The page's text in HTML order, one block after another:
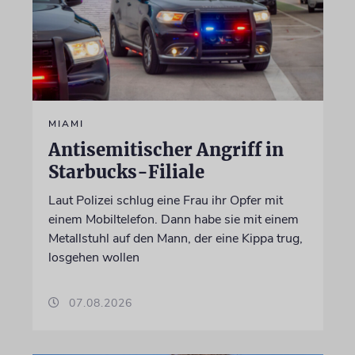
MIAMI
Antisemitischer Angriff in
Starbucks-Filiale
Laut Polizei schlug eine Frau ihr Opfer mit
einem Mobiltelefon. Dann habe sie mit einem
Metallstuhl auf den Mann, der eine Kippa trug,
losgehen wollen
07.08.2026